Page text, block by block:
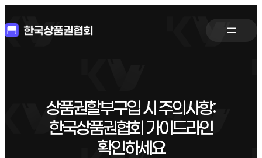
상품권할부구입 시 주의사항:
한국상품권협회 가이드라인
확인하세요